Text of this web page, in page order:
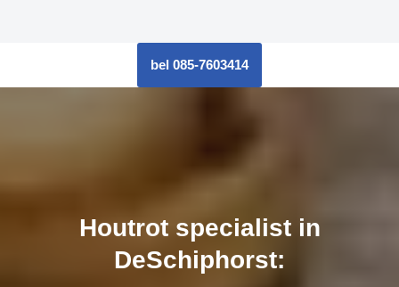
bel 085-7603414
Houtrot specialist in
DeSchiphorst: